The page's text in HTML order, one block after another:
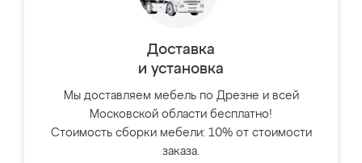
Доставка
и установка
Мы доставляем мебель по Дрезне и всей
Московской области бесплатно!
Стоимость сборки мебели: 10% от стоимости
заказа.